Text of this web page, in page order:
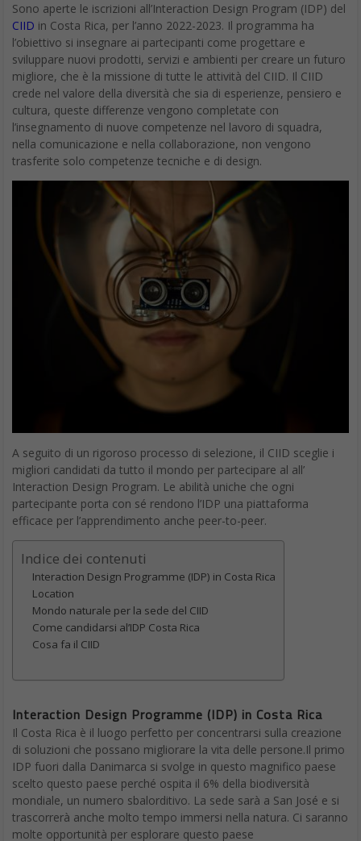
Sono aperte le iscrizioni all’Interaction Design Program (IDP) del
CIID in Costa Rica, per l’anno 2022-2023. Il programma ha
l’obiettivo si insegnare ai partecipanti come progettare e
sviluppare nuovi prodotti, servizi e ambienti per creare un futuro
migliore, che è la missione di tutte le attività del CIID. Il CIID
crede nel valore della diversità che sia di esperienze, pensiero e
cultura, queste differenze vengono completate con
l’insegnamento di nuove competenze nel lavoro di squadra,
nella comunicazione e nella collaborazione, non vengono
trasferite solo competenze tecniche e di design.
A seguito di un rigoroso processo di selezione, il CIID sceglie i
migliori candidati da tutto il mondo per partecipare al all’
Interaction Design Program. Le abilità uniche che ogni
partecipante porta con sé rendono l’IDP una piattaforma
efficace per l’apprendimento anche peer-to-peer.
Indice dei contenuti
Interaction Design Programme (IDP) in Costa Rica
Location
Mondo naturale per la sede del CIID
Come candidarsi al’IDP Costa Rica
Cosa fa il CIID
Interaction Design Programme (IDP) in Costa Rica
Il Costa Rica è il luogo perfetto per concentrarsi sulla creazione
di soluzioni che possano migliorare la vita delle persone.Il primo
IDP fuori dalla Danimarca si svolge in questo magnifico paese
scelto questo paese perché ospita il 6% della biodiversità
mondiale, un numero sbalorditivo. La sede sarà a San José e si
trascorrerà anche molto tempo immersi nella natura. Ci saranno
molte opportunità per esplorare questo paese